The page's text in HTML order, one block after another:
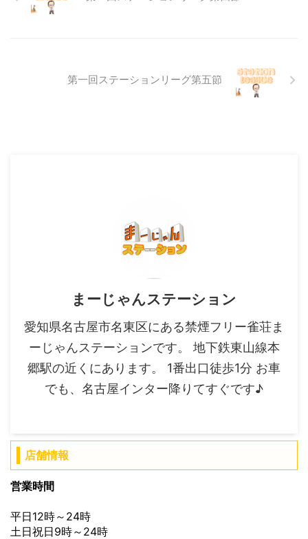
第一回ステーションリーグ第五節
まーじゃんステーション
愛知県名古屋市名東区にある禁煙フリー雀荘ま
ーじゃんステーションです。 地下鉄東山線本
郷駅の近くにあります。 1番出口徒歩1分 お車
でも、名古屋インター降りてすぐです♪
店舗情報
営業時間
平日12時～24時
土日祝日9時～24時